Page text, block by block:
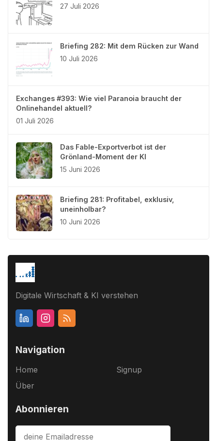
27 Juli 2026
Briefing 282: Mit dem Rücken zur Wand
10 Juli 2026
Exchanges #393: Wie viel Paranoia braucht der
Onlinehandel aktuell?
01 Juli 2026
Das Fable-Exportverbot ist der
Grönland-Moment der KI
15 Juni 2026
Briefing 281: Profitabel, exklusiv,
uneinholbar?
10 Juni 2026
Digitale Wirtschaft & KI verstehen
Navigation
Home
Über
Signup
Abonnieren